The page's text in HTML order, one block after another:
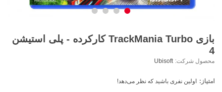
بازی TrackMania Turbo کارکرده - پلی استیشن
4
محصول شرکت: Ubisoft
امتیاز: اولین نفری باشید که نظر می‌دهد!